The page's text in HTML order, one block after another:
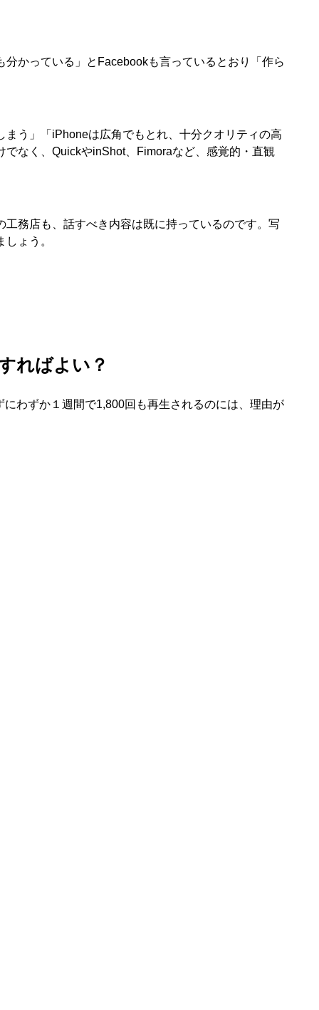
かっている」とFacebookも言っているとおり「作ら
う」「iPhoneは広角でもとれ、十分クオリティの高
なく、QuickやinShot、Fimoraなど、感覚的・直観
務店も、話すべき内容は既に持っているのです。写
ょう。
ればよい？
わずか１週間で1,800回も再生されるのには、理由が